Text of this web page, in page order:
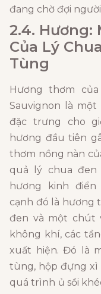
đang chờ đợi
2.4. Hương:
Của Lý
Tùng
Hương thơm của
Sauvignon là
đặc trưng cho
hương đầu tiên
thơm nồng nàn
quả lý chua đen
hương kinh điển
cạnh đó là hương
đen và một chút
không khí, các
xuất hiện. Đó là
tùng, hộp đựng xì
quá trình ủ sồi